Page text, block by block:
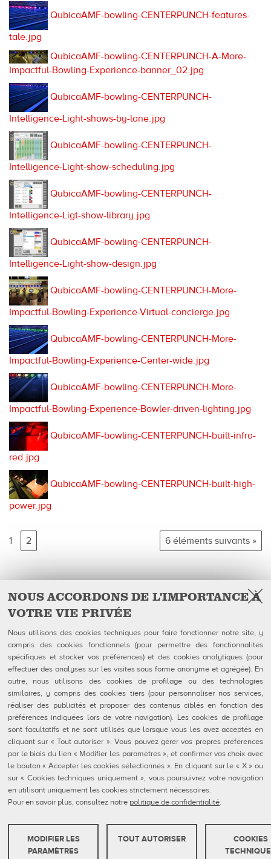
NOUS ACCORDONS DE L'IMPORTANCE À
VOTRE VIE PRIVÉE
Nous utilisons des cookies techniques pour faire fonctionner notre site, y
compris des cookies fonctionnels (pour permettre des fonctionnalités
spécifiques et stocker vos préférences) et des cookies analytiques (pour
effectuer des analyses sur les visites sous forme anonyme et agrégée). En
outre, nous utilisons des cookies de profilage ou des technologies
similaires, y compris des cookies tiers (pour personnaliser nos services,
réaliser des publicités et proposer des contenus ciblés en fonction des
préférences indiquées lors de votre navigation). Les cookies de profilage
sont facultatifs et ne sont utilisés que lorsque vous les avez acceptés en
cliquant sur « Tout autoriser ». Vous pouvez gérer vos propres préférences
par le biais du lien « Modifier les paramètres », et confirmer vos choix avec
le bouton « Accepter les cookies sélectionnés ». En cliquant sur le « X » ou
sur « Cookies techniques uniquement », vous poursuivrez votre navigation
en utilisant uniquement les cookies strictement nécessaires.
Pour en savoir plus, consultez notre politique de confidentialité.
COOKIES TECHNIQUES
COOKIES
TOUT AUTORISER
MODIFIER LES
PARAMÈTRES
QubicaAMF-bowling-CENTERPUNCH-features-
tale.jpg
QubicaAMF-bowling-CENTERPUNCH-A-More-
Impactful-Bowling-Experience-banner_02.jpg
QubicaAMF-bowling-CENTERPUNCH-
Intelligence-Light-shows-by-lane.jpg
QubicaAMF-bowling-CENTERPUNCH-
Intelligence-Light-show-scheduling.jpg
QubicaAMF-bowling-CENTERPUNCH-
Intelligence-Ligt-show-library.jpg
QubicaAMF-bowling-CENTERPUNCH-
Intelligence-Light-show-design.jpg
QubicaAMF-bowling-CENTERPUNCH-More-
Impactful-Bowling-Experience-Virtual-concierge.jpg
QubicaAMF-bowling-CENTERPUNCH-More-
Impactful-Bowling-Experience-Center-wide.jpg
QubicaAMF-bowling-CENTERPUNCH-More-
Impactful-Bowling-Experience-Bowler-driven-lighting.jpg
QubicaAMF-bowling-CENTERPUNCH-built-infra-
red.jpg
QubicaAMF-bowling-CENTERPUNCH-built-high-
power.jpg
1 2 6 éléments suivants »
QubicaAMF Canada inc
100-1025 avenue Godin
Québec, QC
Canada G1M 2X5
Tél: 418-650-2425
Sans Frais 866-650-2425
U.S. Headquarters
QubicaAMF Worldwide LLC
8100 AMF Drive
Mechanicsville, VA 23111-USA
Ph. (804) 569-1000
866-460-QAMF (7263)
Fax (804) 559-8650
QubicaAMF Produits
Mendes
Entreprise
eShop
Contact
Formulaires FDS
Privacy Policy
Cookie Policy
Cookie Settings
Rapports De Dénonciation
Follow Us on
Facebook
QubicaAMF Europe spa - Via della Croce Coperta, 15 40128 Bologna, Italy - VAT